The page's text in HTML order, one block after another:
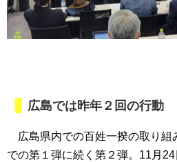
広島では昨年２回の行動
広島県内での百姓一揆の取り組
での第１弾に続く第２弾。11月24